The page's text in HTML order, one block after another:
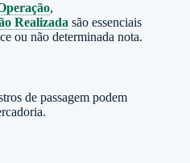
,
Realizada são essenciais
ou não determinada nota.
de passagem podem